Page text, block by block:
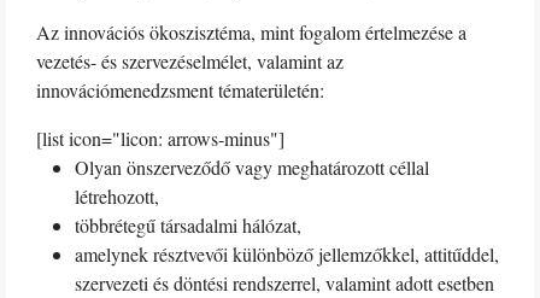
Az innovációs ökoszisztéma, mint fogalom értelmezése a
vezetés- és szervezéselmélet, valamint az
innovációmenedzsment tématerületén:
[list icon="licon: arrows-minus"]
Olyan önszerveződő vagy meghatározott céllal
létrehozott,
többrétegű társadalmi hálózat,
amelynek résztvevői különböző jellemzőkkel, attitűddel,
szervezeti és döntési rendszerrel, valamint adott esetben